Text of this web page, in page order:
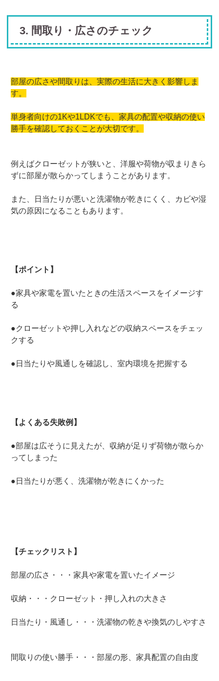
3. 間取り・広さのチェック
部屋の広さや間取りは、実際の生活に大きく影響しま
す。
単身者向けの1Kや1LDKでも、家具の配置や収納の使い
勝手を確認しておくことが大切です。
例えばクローゼットが狭いと、洋服や荷物が収まりきら
ずに部屋が散らかってしまうことがあります。
また、日当たりが悪いと洗濯物が乾きにくく、カビや湿
気の原因になることもあります。
【ポイント】
●家具や家電を置いたときの生活スペースをイメージす
る
●クローゼットや押し入れなどの収納スペースをチェッ
クする
●日当たりや風通しを確認し、室内環境を把握する
【よくある失敗例】
●部屋は広そうに見えたが、収納が足りず荷物が散らか
ってしまった
●日当たりが悪く、洗濯物が乾きにくかった
【チェックリスト】
部屋の広さ・・・家具や家電を置いたイメージ
収納・・・クローゼット・押し入れの大きさ
日当たり・風通し・・・洗濯物の乾きや換気のしやすさ
間取りの使い勝手・・・部屋の形、家具配置の自由度